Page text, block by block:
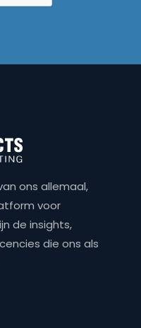
ons allemaal,
voor
de insights,
die ons als